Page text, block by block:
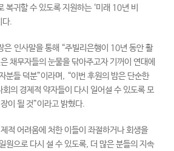
복귀할 수 있도록 지원하는 ‘미래 10년 비
다.
은 인사말을 통해 “주빌리은행이 10년 동안 활
채무자들의 눈물을 닦아주고자 기꺼이 연대에
분들 덕분”이라며, “이번 후원의 밤은 단순한
의 경제적 약자들이 다시 일어설 수 있도록 모
이 될 것”이라고 밝혔다.
적 어려움에 처한 이들이 좌절하거나 회생을
원으로 다시 설 수 있도록, 더 많은 분들의 지속